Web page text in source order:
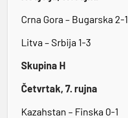
Crna Gora – Bugarska 2-1
Litva – Srbija 1-3
Skupina H
Četvrtak, 7. rujna
Kazahstan – Finska 0-1